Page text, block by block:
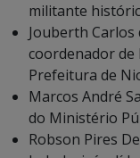
militante
Jouberth Carlos
coordenador de
Prefeitura de
Marcos André
do Ministério
Robson Pires